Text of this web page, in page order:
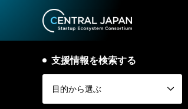
支援情報を検索する
目的から選ぶ